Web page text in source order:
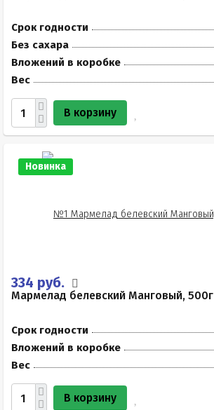
Срок годности
Без сахара
Вложений в коробке
Вес
В корзину
Новинка
334 руб.
Мармелад белевский Манговый, 500г
Срок годности
Вложений в коробке
Вес
В корзину